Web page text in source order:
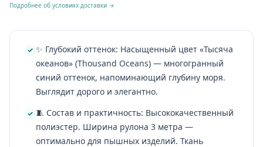
Подробнее об условиях доставки →
✨ Глубокий оттенок: Насыщенный цвет «Тысяча
океанов» (Thousand Oceans) — многогранный
синий оттенок, напоминающий глубину моря.
Выглядит дорого и элегантно.
🧵 Состав и практичность: Высококачественный
полиэстер. Ширина рулона 3 метра —
оптимально для пышных изделий. Ткань